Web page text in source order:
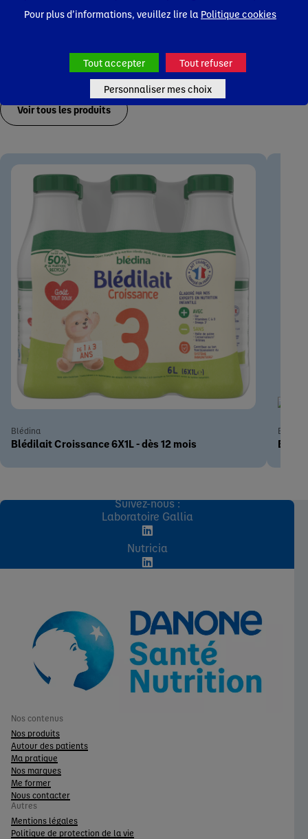
Les autres produits de la gamme
Voir tous les produits
Blédina
Blédilait Croissance 6X1L - dès 12 mois
Blédina
Suivez-nous :
Laboratoire Gallia
Nutricia
Nos contenus
Nos produits
Autour des patients
Ma pratique
Nos marques
Me former
Nous contacter
Autres
Mentions légales
Politique de protection de la vie
Pour plus d’informations, veuillez lire la Politique cookies
Tout accepter Tout refuser
Personnaliser mes choix